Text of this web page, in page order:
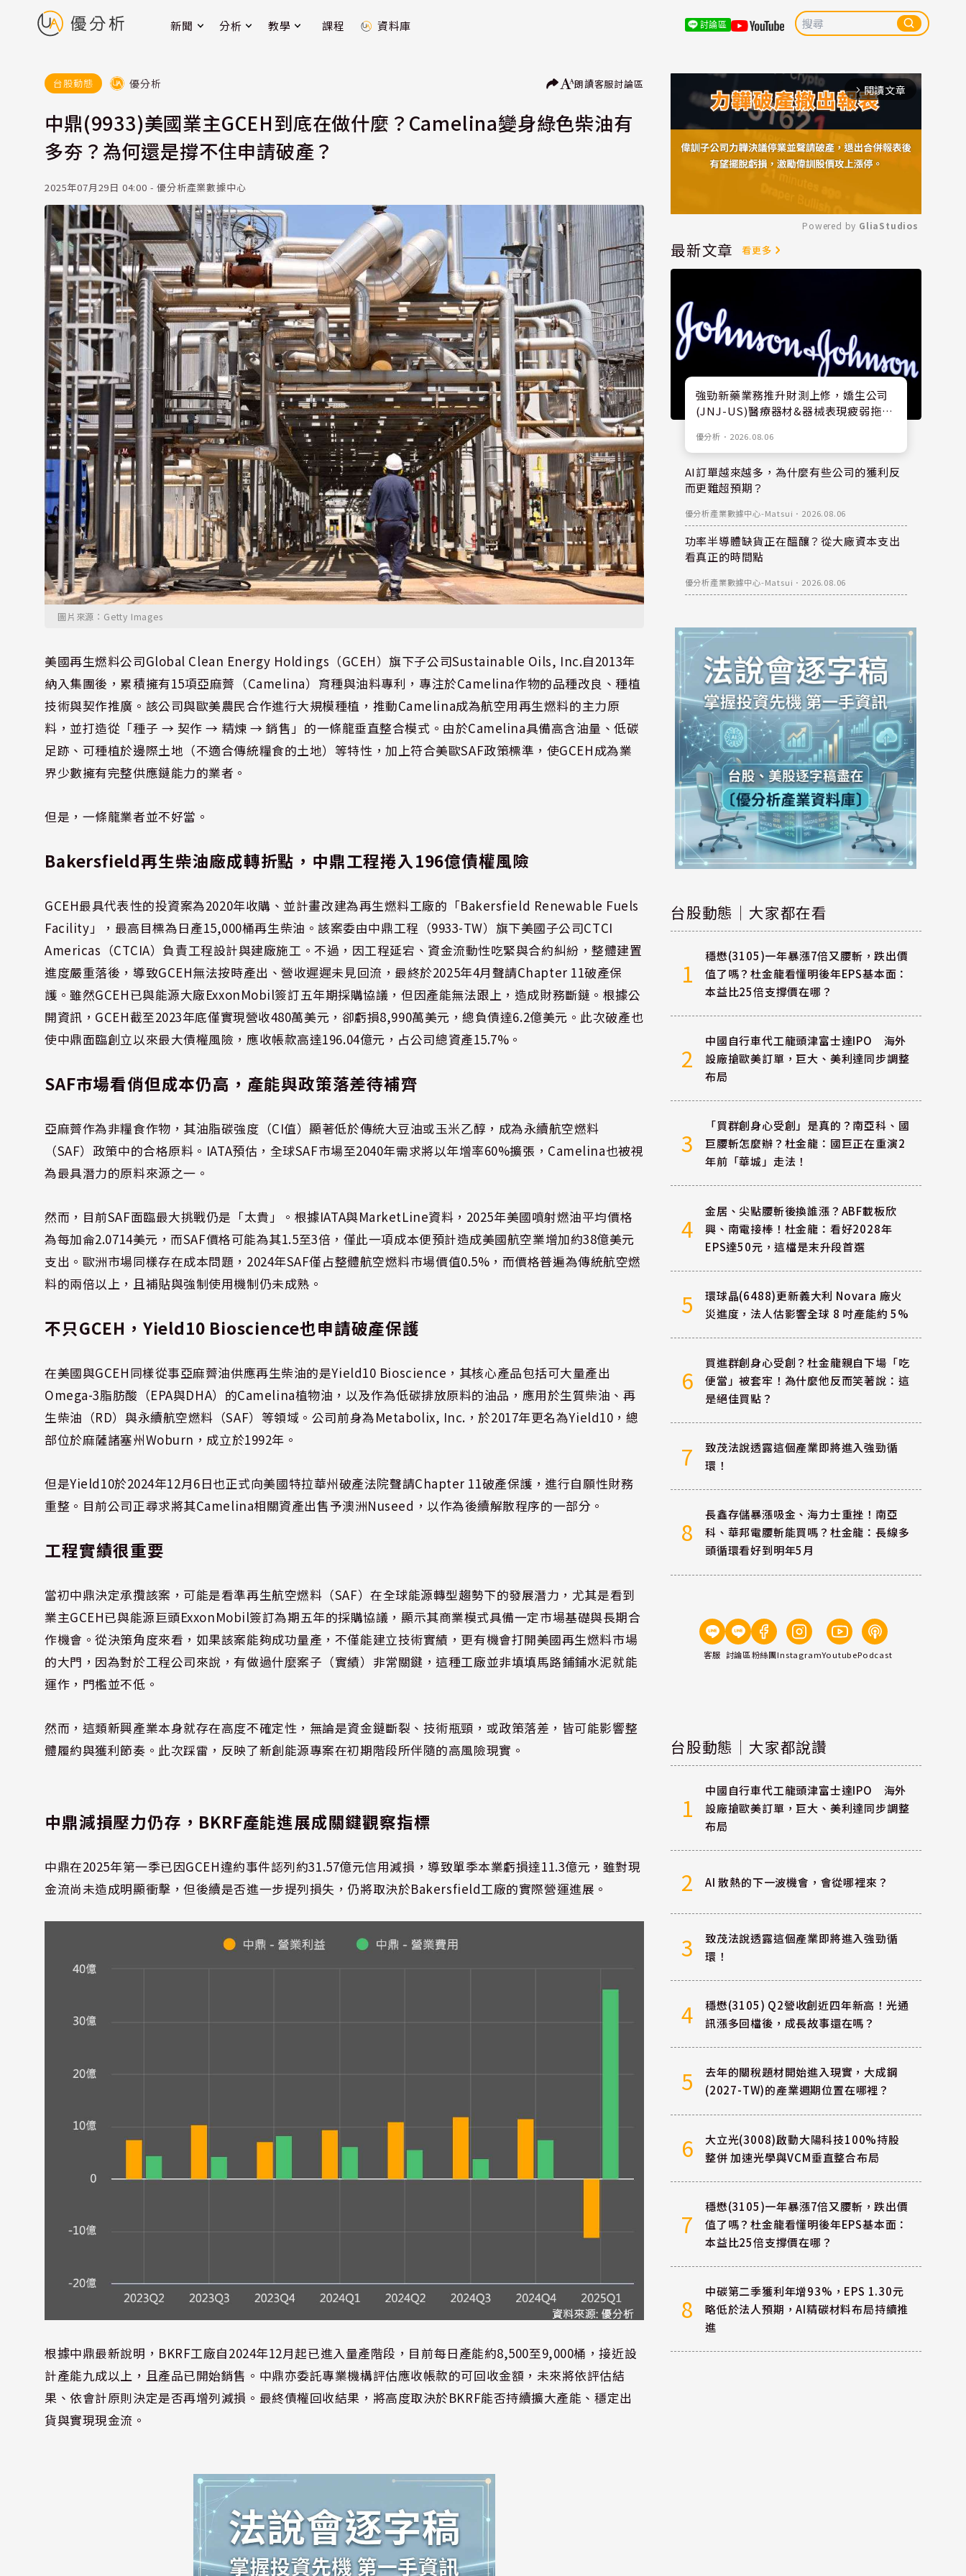
新聞 分析 教學 課程 資料庫 討論區
台股動態 優分析 朗讀客服討論區
中鼎(9933)美國業主GCEH到底在做什麼？Camelina變身綠色柴油有
多夯？為何還是撐不住申請破產？
2025年07月29日 04:00 - 優分析產業數據中心
圖片來源：Getty Images
美國再生燃料公司Global Clean Energy Holdings（GCEH）旗下子公司Sustainable Oils, Inc.自2013年
納入集團後，累積擁有15項亞麻薺（Camelina）育種與油料專利，專注於Camelina作物的品種改良、種植
技術與契作推廣。該公司與歐美農民合作進行大規模種植，推動Camelina成為航空用再生燃料的主力原
料，並打造從「種子 → 契作 → 精煉 → 銷售」的一條龍垂直整合模式。由於Camelina具備高含油量、低碳
足跡、可種植於邊際土地（不適合傳統糧食的土地）等特性，加上符合美歐SAF政策標準，使GCEH成為業
界少數擁有完整供應鏈能力的業者。
但是，一條龍業者並不好當。
Bakersfield再生柴油廠成轉折點，中鼎工程捲入196億債權風險
GCEH最具代表性的投資案為2020年收購、並計畫改建為再生燃料工廠的「Bakersfield Renewable Fuels
Facility」，最高目標為日產15,000桶再生柴油。該案委由中鼎工程（9933-TW）旗下美國子公司CTCI
Americas（CTCIA）負責工程設計與建廠施工。不過，因工程延宕、資金流動性吃緊與合約糾紛，整體建置
進度嚴重落後，導致GCEH無法按時產出、營收遲遲未見回流，最終於2025年4月聲請Chapter 11破產保
護。雖然GCEH已與能源大廠ExxonMobil簽訂五年期採購協議，但因產能無法跟上，造成財務斷鏈。根據公
開資訊，GCEH截至2023年底僅實現營收480萬美元，卻虧損8,990萬美元，總負債達6.2億美元。此次破產也
使中鼎面臨創立以來最大債權風險，應收帳款高達196.04億元，占公司總資產15.7%。
SAF市場看俏但成本仍高，產能與政策落差待補齊
亞麻薺作為非糧食作物，其油脂碳強度（CI值）顯著低於傳統大豆油或玉米乙醇，成為永續航空燃料
（SAF）政策中的合格原料。IATA預估，全球SAF市場至2040年需求將以年增率60%擴張，Camelina也被視
為最具潛力的原料來源之一。
然而，目前SAF面臨最大挑戰仍是「太貴」。根據IATA與MarketLine資料，2025年美國噴射燃油平均價格
為每加侖2.0714美元，而SAF價格可能為其1.5至3倍，僅此一項成本便預計造成美國航空業增加約38億美元
支出。歐洲市場同樣存在成本問題，2024年SAF僅占整體航空燃料市場價值0.5%，而價格普遍為傳統航空燃
料的兩倍以上，且補貼與強制使用機制仍未成熟。
不只GCEH，Yield10 Bioscience也申請破產保護
在美國與GCEH同樣從事亞麻薺油供應再生柴油的是Yield10 Bioscience，其核心產品包括可大量產出
Omega-3脂肪酸（EPA與DHA）的Camelina植物油，以及作為低碳排放原料的油品，應用於生質柴油、再
生柴油（RD）與永續航空燃料（SAF）等領域。公司前身為Metabolix, Inc.，於2017年更名為Yield10，總
部位於麻薩諸塞州Woburn，成立於1992年。
但是Yield10於2024年12月6日也正式向美國特拉華州破產法院聲請Chapter 11破產保護，進行自願性財務
重整。目前公司正尋求將其Camelina相關資產出售予澳洲Nuseed，以作為後續解散程序的一部分。
工程實績很重要
當初中鼎決定承攬該案，可能是看準再生航空燃料（SAF）在全球能源轉型趨勢下的發展潛力，尤其是看到
業主GCEH已與能源巨頭ExxonMobil簽訂為期五年的採購協議，顯示其商業模式具備一定市場基礎與長期合
作機會。從決策角度來看，如果該案能夠成功量產，不僅能建立技術實績，更有機會打開美國再生燃料市場
的大門，因為對於工程公司來說，有做過什麼案子（實績）非常關鍵，這種工廠並非填填馬路鋪鋪水泥就能
運作，門檻並不低。
然而，這類新興產業本身就存在高度不確定性，無論是資金鏈斷裂、技術瓶頸，或政策落差，皆可能影響整
體履約與獲利節奏。此次踩雷，反映了新創能源專案在初期階段所伴隨的高風險現實。
中鼎減損壓力仍存，BKRF產能進展成關鍵觀察指標
中鼎在2025年第一季已因GCEH違約事件認列約31.57億元信用減損，導致單季本業虧損達11.3億元，雖對現
金流尚未造成明顯衝擊，但後續是否進一步提列損失，仍將取決於Bakersfield工廠的實際營運進展。
根據中鼎最新說明，BKRF工廠自2024年12月起已進入量產階段，目前每日產能約8,500至9,000桶，接近設
計產能九成以上，且產品已開始銷售。中鼎亦委託專業機構評估應收帳款的可回收金額，未來將依評估結
果、依會計原則決定是否再增列減損。最終債權回收結果，將高度取決於BKRF能否持續擴大產能、穩定出
貨與實現現金流。
arrow_forward_ios 閱讀文章
Mute
Powered by GliaStudios
最新文章 看更多
強勁新藥業務推升財測上修，嬌生公司
(JNJ-US)醫療器材&器械表現疲弱拖累
優分析 ． 2026.08.06
AI訂單越來越多，為什麼有些公司的獲利反
而更難超預期？
優分析產業數據中心-Matsui ． 2026.08.06
功率半導體缺貨正在醞釀？從大廠資本支出
看真正的時間點
優分析產業數據中心-Matsui ． 2026.08.06
台股動態｜大家都在看
1
穩懋(3105)一年暴漲7倍又腰斬，跌出價
值了嗎？杜金龍看懂明後年EPS基本面：
本益比25倍支撐價在哪？
2
中國自行車代工龍頭津富士達IPO 海外
設廠搶歐美訂單，巨大、美利達同步調整
布局
3
「買群創身心受創」是真的？南亞科、國
巨腰斬怎麼辦？杜金龍：國巨正在重演2
年前「華城」走法！
4
金居、尖點腰斬後換誰漲？ABF載板欣
興、南電接棒！杜金龍：看好2028年
EPS達50元，這檔是末升段首選
5
環球晶(6488)更新義大利 Novara 廠火
災進度，法人估影響全球 8 吋產能約 5%
6
買進群創身心受創？杜金龍親自下場「吃
便當」被套牢！為什麼他反而笑著說：這
是絕佳買點？
7
致茂法說透露這個產業即將進入強勁循
環！
8
長鑫存儲暴漲吸金、海力士重挫！南亞
科、華邦電腰斬能買嗎？杜金龍：長線多
頭循環看好到明年5月
客服 討論區粉絲團InstagramYoutubePodcast
台股動態｜大家都說讚
1
中國自行車代工龍頭津富士達IPO 海外
設廠搶歐美訂單，巨大、美利達同步調整
布局
2 AI 散熱的下一波機會，會從哪裡來？
3
致茂法說透露這個產業即將進入強勁循
環！
4
穩懋(3105) Q2營收創近四年新高！光通
訊漲多回檔後，成長故事還在嗎？
5
去年的關稅題材開始進入現實，大成鋼
(2027-TW)的產業週期位置在哪裡？
6
大立光(3008)啟動大陽科技100%持股
整併 加速光學與VCM垂直整合布局
7
穩懋(3105)一年暴漲7倍又腰斬，跌出價
值了嗎？杜金龍看懂明後年EPS基本面：
本益比25倍支撐價在哪？
8
中碳第二季獲利年增93%，EPS 1.30元
略低於法人預期，AI精碳材料布局持續推
進